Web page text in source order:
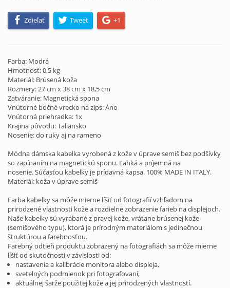
Zdieľať Tweet +1
Farba: Modrá
Hmotnosť: 0,5 kg
Materiál: Brúsená koža
Rozmery: 27 cm x 38 cm x 18,5 cm
Zatváranie: Magnetická spona
Vnútorné bočné vrecko na zips: Áno
Vnútorná priehradka: 1x
Krajina pôvodu: Taliansko
Nosenie: do ruky aj na rameno
Módna dámska kabelka vyrobená z kože v úprave semiš bez podšívky
so zapínaním na magnetickú sponu. Ľahká a príjemná na
nosenie. Súčasťou kabelky je prídavná kapsa. 100% MADE IN ITALY.
Materiál: koža v úprave semiš
Farba kabelky sa môže mierne líšiť od fotografií vzhľadom na
prirodzené vlastnosti kože a rozdielne zobrazenie farieb na displejoch.
Naše kabelky sú vyrábané z pravej kože, vrátane brúsenej kože
(semišového typu), ktorá je prírodným materiálom s jedinečnou
štruktúrou a farebnosťou.
Farebný odtieň produktu zobrazený na fotografiách sa môže mierne
líšiť od skutočnosti v závislosti od:
nastavenia a kalibrácie monitora alebo displeja,
svetelných podmienok pri fotografovaní,
aktuálnej šarže použitej kože a jej prirodzených vlastností.